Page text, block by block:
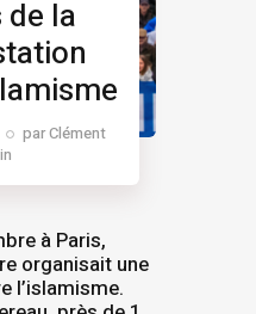
la
parClément
à Paris,
organisait une
l’islamisme.